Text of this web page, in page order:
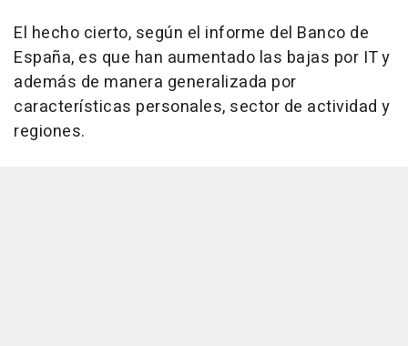
El hecho cierto, según el informe del Banco de
España, es que han aumentado las bajas por IT y
además de manera generalizada por
características personales, sector de actividad y
regiones.